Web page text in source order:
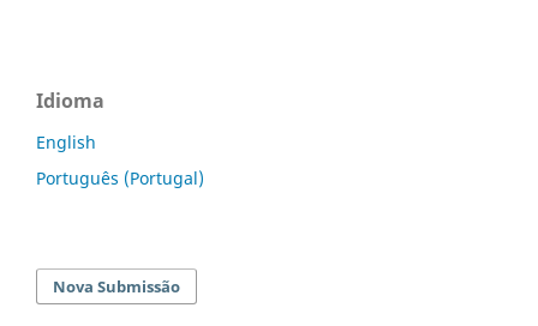
Idioma
English
Português (Portugal)
Nova Submissão